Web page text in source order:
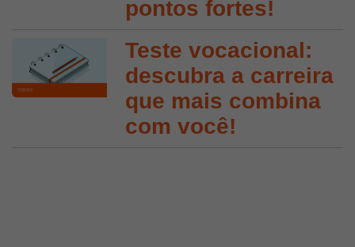
pontos fortes!
Teste vocacional:
descubra a carreira
que mais combina
com você!